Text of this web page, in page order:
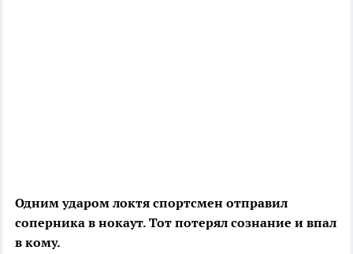
Одним ударом локтя спортсмен отправил
соперника в нокаут. Тот потерял сознание и впал
в кому.